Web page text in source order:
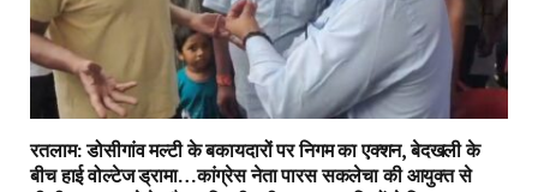
रतलाम: डोसीगांव मल्टी के बकायदारों पर निगम का एक्शन, बेदखली के
बीच हाई वोल्टेज ड्रामा…कांग्रेस नेता पारस सकलेचा की आयुक्त से